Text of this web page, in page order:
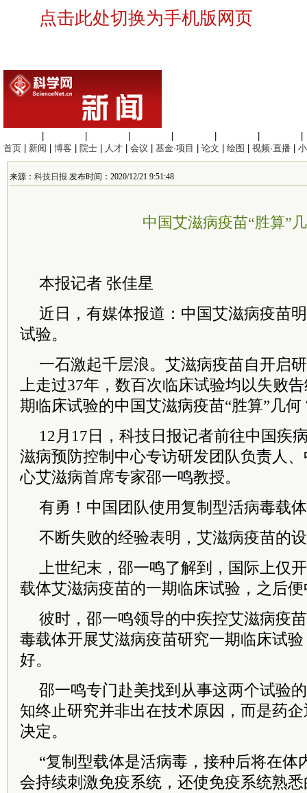
点击此处切换为手机版网页
首页
新闻 博客 院士 人才 会议 基金·项目 论文 绘图 视频·直播
来源： 科技日报 发布时间：2020/12/21 9:51:48
中国艾滋病疫苗“胜算”
本报记者 张佳星
近日，有媒体报道：中国艾滋病疫苗
试验。
一石激起千层浪。 艾滋病疫苗自开启
上走过37年，数百次临床试验均以失败
期临床试验的中国艾滋病疫苗“胜算”几何
12月17日，科技日报记者前往中国疾
滋病预防控制中心专访研发团队负责人
心艾滋病首席专家邵一鸣教授。
有勇！中国团队使用复制型活病毒载体
不断失败的经验表明， 艾滋病疫苗的
上世纪末，邵一鸣了解到，国际上仅
载体艾滋病疫苗的一期临床试验，之后
彼时，邵一鸣领导的中疾控艾滋病疫
毒载体开展艾滋病疫苗研究一期临床试
好。
邵一鸣专门赴美找到从事这两个试验
知终止研究并非出在技术原因，而是药
决定。
“复制型载体是活病毒，接种后将在体
会持续刺激免疫系统，还使免疫系统熟